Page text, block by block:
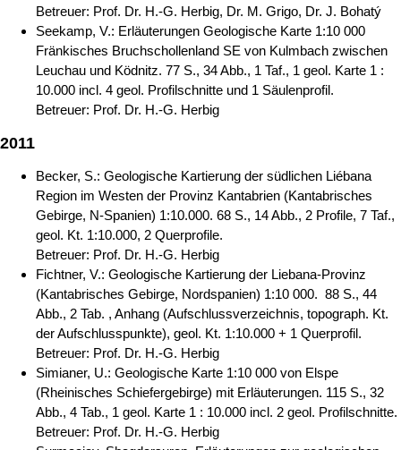
Betreuer: Prof. Dr. H.-G. Herbig, Dr. M. Grigo, Dr. J. Bohatý
Seekamp, V.: Erläuterungen Geologische Karte 1:10 000
Fränkisches Bruchschollenland SE von Kulmbach zwischen
Leuchau und Ködnitz. 77 S., 34 Abb., 1 Taf., 1 geol. Karte 1 :
10.000 incl. 4 geol. Profilschnitte und 1 Säulenprofil.
Betreuer: Prof. Dr. H.-G. Herbig
2011
Becker, S.: Geologische Kartierung der südlichen Liébana
Region im Westen der Provinz Kantabrien (Kantabrisches
Gebirge, N-Spanien) 1:10.000. 68 S., 14 Abb., 2 Profile, 7 Taf.,
geol. Kt. 1:10.000, 2 Querprofile.
Betreuer: Prof. Dr. H.-G. Herbig
Fichtner, V.: Geologische Kartierung der Liebana-Provinz
(Kantabrisches Gebirge, Nordspanien) 1:10 000. 88 S., 44
Abb., 2 Tab. , Anhang (Aufschlussverzeichnis, topograph. Kt.
der Aufschlusspunkte), geol. Kt. 1:10.000 + 1 Querprofil.
Betreuer: Prof. Dr. H.-G. Herbig
Simianer, U.: Geologische Karte 1:10 000 von Elspe
(Rheinisches Schiefergebirge) mit Erläuterungen. 115 S., 32
Abb., 4 Tab., 1 geol. Karte 1 : 10.000 incl. 2 geol. Profilschnitte.
Betreuer: Prof. Dr. H.-G. Herbig